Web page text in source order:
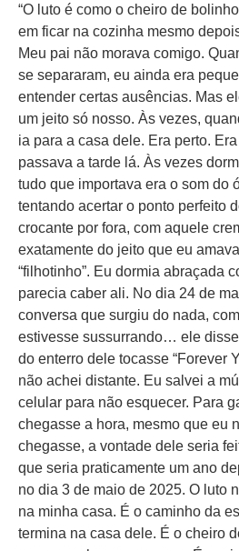
“O luto é como o cheiro de
em ficar na cozinha mesmo
Meu pai não morava comigo.
se separaram, eu ainda era
entender certas ausências. Mas
um jeito só nosso. Às vezes,
ia para a casa dele. Era perto.
passava a tarde lá. Às vezes
tudo que importava era o som do
tentando acertar o ponto perfeito
crocante por fora, com aquele
exatamente do jeito que eu
“filhotinho”. Eu dormia abraçada
parecia caber ali. No dia 24 de
conversa que surgiu do nada,
estivesse sussurrando… ele
do enterro dele tocasse “Forever
não achei distante. Eu salvei a
celular para não esquecer. Para
chegasse a hora, mesmo que eu
chegasse, a vontade dele seria
que seria praticamente um ano
no dia 3 de maio de 2025. O luto
na minha casa. É o caminho da
termina na casa dele. É o cheiro